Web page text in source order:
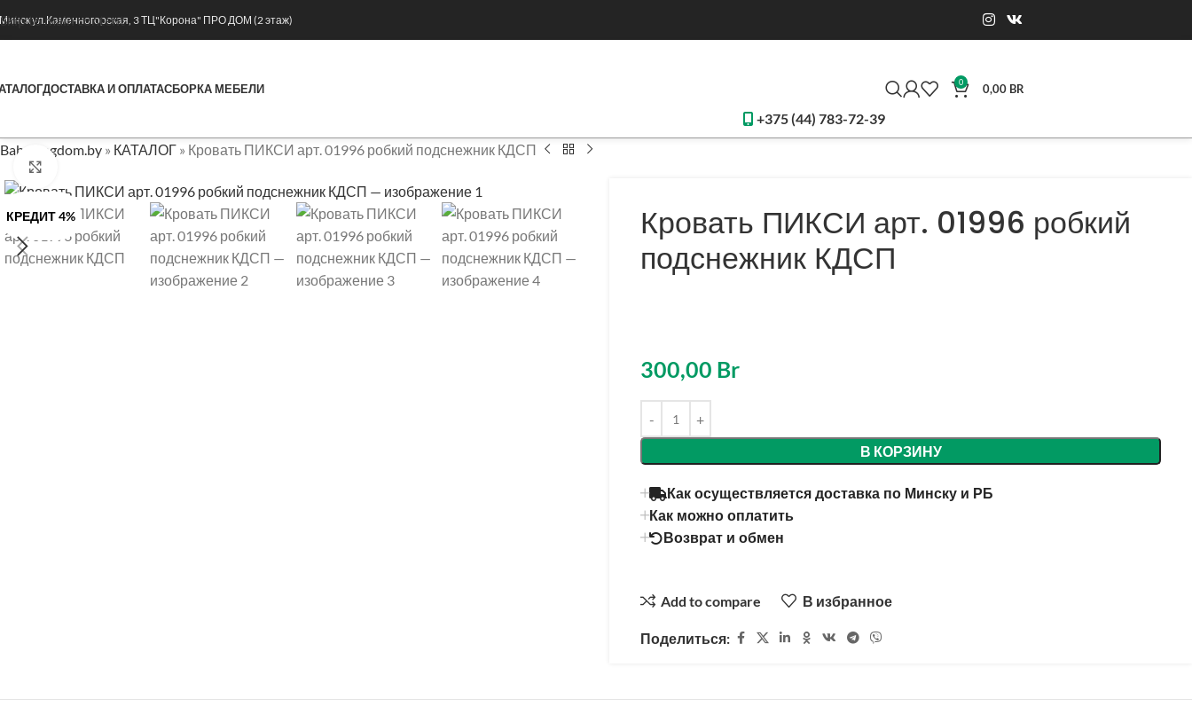
Skip to main content
Минск ул.Каменногорская, 3 ТЦ"Корона" ПРО ДОМ (2 этаж)
ДОСТАВКА И ОПЛАТАСБОРКА МЕБЕЛИ
+375 (44) 783-72-39
0 0,00 BR
Babykingdom.by » КАТАЛОГ » Кровать ПИКСИ арт. 01996 робкий подснежник КДСП
КРЕДИТ 4%
Кровать ПИКСИ арт. 01996 робкий
подснежник КДСП
300,00 Br
В КОРЗИНУ
Alternative:
Как осуществляется доставка по Минску и РБ
Как можно оплатить
Возврат и обмен
Add to compare В избранное
Поделиться: